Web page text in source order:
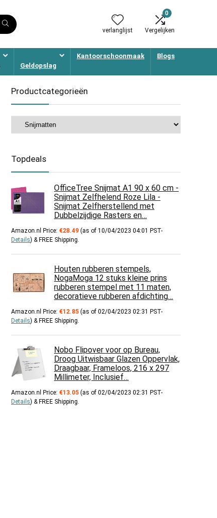
verlanglijst
0
Vergelijken
Geldopslag
Kantoorschoonmaak Blogs
Productcategorieën
Topdeals
OfficeTree Snijmat A1 90 x 60 cm -
Snijmat Zelfhelend Roze Lila -
Snijmat Zelfherstellend met
Dubbelzijdige Rasters en…
Amazon.nl Price: €28.49 (as of 10/04/2023 04:01 PST-
Details) & FREE Shipping.
Houten rubberen stempels,
NogaMoga 12 stuks kleine prins
rubberen stempel met 11 maten,
decoratieve rubberen afdichting…
Amazon.nl Price: €12.85 (as of 02/04/2023 02:31 PST-
Details) & FREE Shipping.
Nobo Flipover voor op Bureau,
Droog Uitwisbaar Glazen Oppervlak,
Draagbaar, Frameloos, 216 x 297
Millimeter, Inclusief…
Amazon.nl Price: €13.05 (as of 02/04/2023 02:31 PST-
Details) & FREE Shipping.